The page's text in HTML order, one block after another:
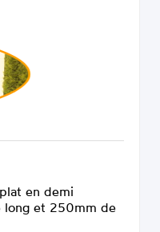
en demi
long et 250mm de